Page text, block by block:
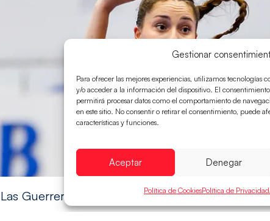
Gestionar
Para ofrecer las mejores experiencias, utilizamos tecnologías
y/o acceder a la información del dispositivo. El consentimiento
permitirá procesar datos como el comportamiento de
en este sitio. No consentir o retirar el consentimiento, puede
características y funciones.
Aceptar Denegar
Política de CookiesPolítica de Privacidad
Las Guerreras Juveniles sellan su billete para las
Las pupilas de Cristina Cabeza han remontado con parcial de 7:1